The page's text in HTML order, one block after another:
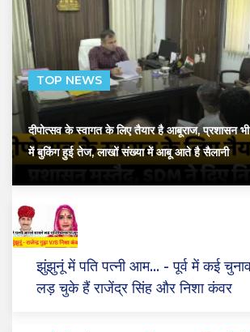
TOP NEWS
दीपोत्सव के स्वागत के लिए तैयार है आबूराज, प्रशासन
में बुकिंग हुई तेज, लाखों संख्या में आबू आते है सैलानी
झुंझुनूं में पति पत्नी आम... - पूर्व में कई
लड़ चुके हैं राजेंद्र सिंह और निशा कंवर